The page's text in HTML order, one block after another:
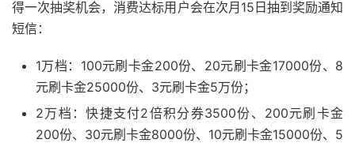
得一次抽奖机会，消费达标用户会在次月15日抽到奖励通知
短信：
1万档：100元刷卡金200份、20元刷卡金17000份、8
元刷卡金25000份、3元刷卡金5万份；
2万档：快捷支付2倍积分券3500份、200元刷卡金
200份、30元刷卡金8000份、10元刷卡金15000份、5